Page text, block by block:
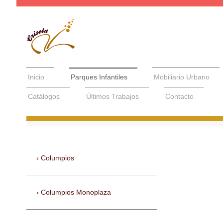
Inicio Parques Infantiles Mobiliario Urbano
Catálogos Últimos Trabajos Contacto
Columpios
Columpios Monoplaza